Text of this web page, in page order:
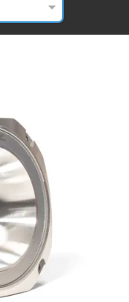
kan intressera